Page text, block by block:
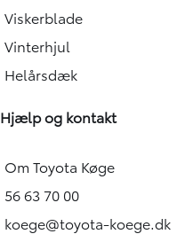
Viskerblade
Vinterhjul
Helårsdæk
Hjælp og kontakt
Om Toyota Køge
56 63 70 00
koege@toyota-koege.dk